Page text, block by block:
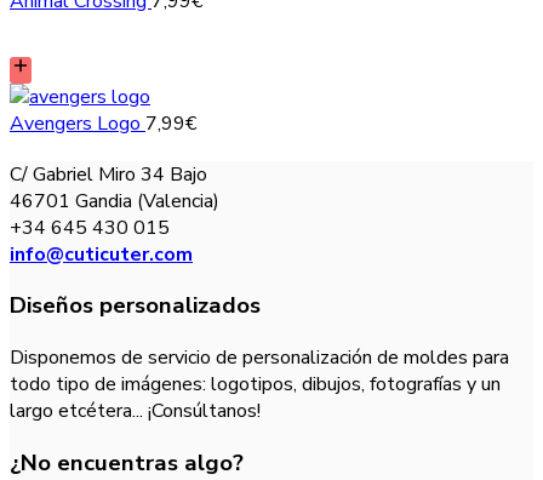
Avengers Logo 7,99€
C/ Gabriel Miro 34 Bajo
46701 Gandia (Valencia)
+34 645 430 015
info@cuticuter.com
Diseños personalizados
Disponemos de servicio de personalización de moldes para
todo tipo de imágenes: logotipos, dibujos, fotografías y un
largo etcétera... ¡Consúltanos!
¿No encuentras algo?